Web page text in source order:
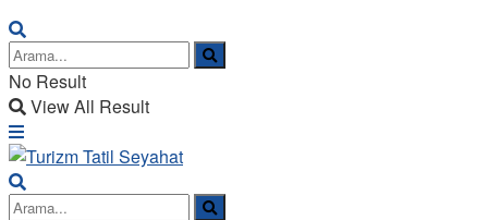
No Result
View All Result